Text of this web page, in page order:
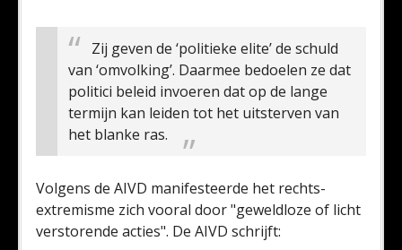
Zij geven de ‘politieke elite’ de schuld
van ‘omvolking’. Daarmee bedoelen ze dat
politici beleid invoeren dat op de lange
termijn kan leiden tot het uitsterven van
het blanke ras.
Volgens de AIVD manifesteerde het rechts-
extremisme zich vooral door "geweldloze of licht
verstorende acties". De AIVD schrijft: